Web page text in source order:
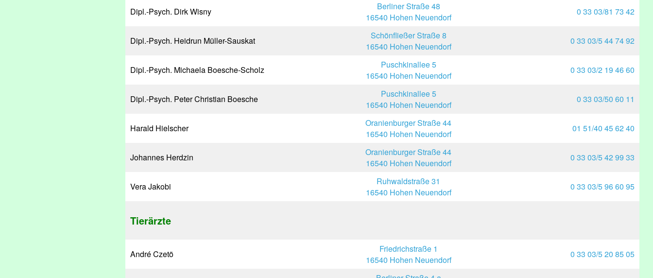
Dipl.-Psych. Dirk Wisny
Berliner Straße 48
16540 Hohen Neuendorf
0 33 03/81 73 42
Dipl.-Psych. Heidrun Müller-Sauskat
Schönfließer Straße 8
16540 Hohen Neuendorf
0 33 03/5 44 74 92
Dipl.-Psych. Michaela Boesche-Scholz
Puschkinallee 5
16540 Hohen Neuendorf
0 33 03/2 19 46 60
Dipl.-Psych. Peter Christian Boesche
Puschkinallee 5
16540 Hohen Neuendorf
0 33 03/50 60 11
Harald Hielscher
Oranienburger Straße 44
16540 Hohen Neuendorf
01 51/40 45 62 40
Johannes Herdzin
Oranienburger Straße 44
16540 Hohen Neuendorf
0 33 03/5 42 99 33
Vera Jakobi
Ruhwaldstraße 31
16540 Hohen Neuendorf
0 33 03/5 96 60 95
Tierärzte
André Czetö
Friedrichstraße 1
16540 Hohen Neuendorf
0 33 03/5 20 85 05